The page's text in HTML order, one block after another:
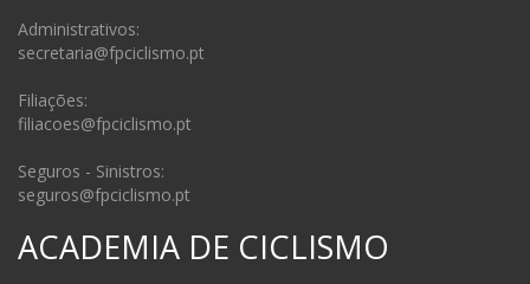
Administrativos:
secretaria@fpciclismo.pt
Filiações:
filiacoes@fpciclismo.pt
Seguros - Sinistros:
seguros@fpciclismo.pt
ACADEMIA DE CICLISMO